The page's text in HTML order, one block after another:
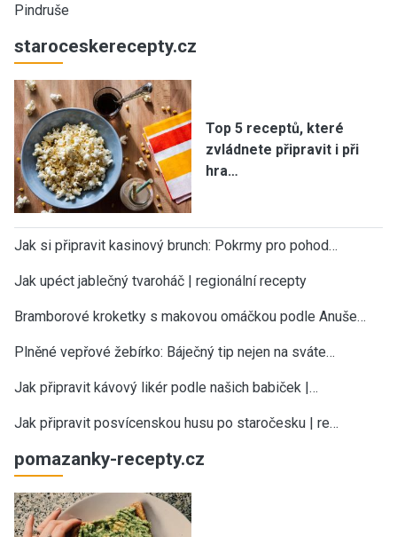
Pindruše
staroceskerecepty.cz
Top 5 receptů, které
zvládnete připravit i při
hra…
Jak si připravit kasinový brunch: Pokrmy pro pohod…
Jak upéct jablečný tvaroháč | regionální recepty
Bramborové kroketky s makovou omáčkou podle Anuše…
Plněné vepřové žebírko: Báječný tip nejen na sváte…
Jak připravit kávový likér podle našich babiček |…
Jak připravit posvícenskou husu po staročesku | re…
pomazanky-recepty.cz